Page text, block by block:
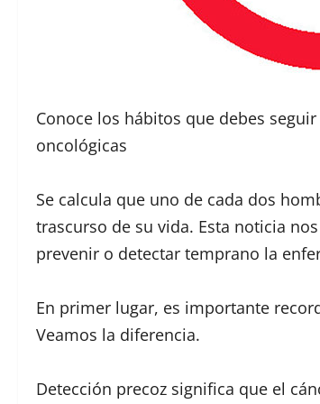
Conoce los hábitos que debes
oncológicas
Se calcula que uno de cada dos
trascurso de su vida. Esta noticia
prevenir o detectar temprano la
En primer lugar, es importante
Veamos la diferencia.
Detección precoz significa que el